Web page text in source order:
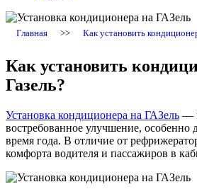
Главная >> Как установить
Как установить
Газель?
Установка кондиционера на ГАЗель —
востребованное улучшение, особенно
время года. В отличие от
комфорта водителя и пассажиров в